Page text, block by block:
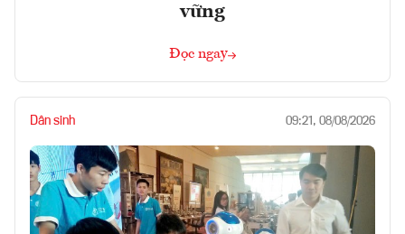
vững
Đọc ngay
Dân sinh 09:21, 08/08/2026